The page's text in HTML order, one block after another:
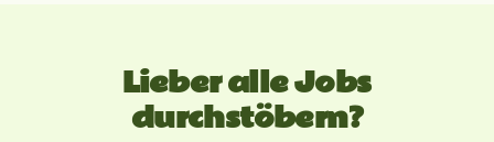
Lieber alle Jobs
durchstöbern?